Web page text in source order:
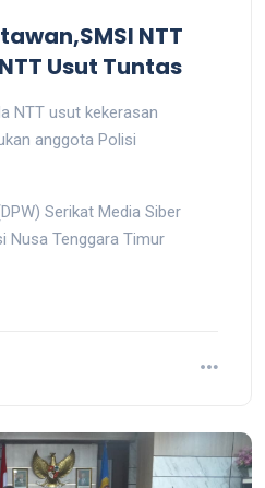
NTT
Usut Tuntas
NTT usut kekerasan
anggota Polisi
Serikat Media Siber
Nusa Tenggara Timur